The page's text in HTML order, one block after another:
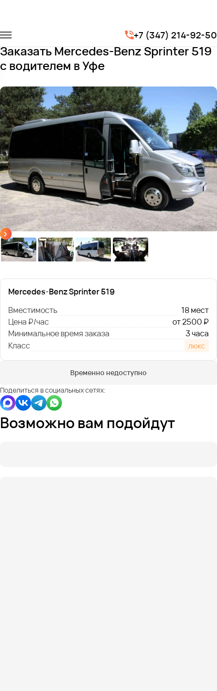
+7 (347) 214-92-50
Микроавтобусы
Mercedes-Benz Sprinter 519
Заказать Mercedes-Benz Sprinter 519
с водителем в Уфе
Mercedes-Benz Sprinter 519
Вместимость
18 мест
Цена ₽/час
от 2500 ₽
Минимальное время заказа
3 часа
Класс
люкс
Временно недоступно
Поделиться в социальных сетях:
Возможно вам подойдут